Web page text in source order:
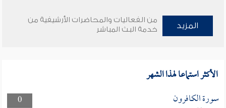
المزيد
من الفعاليات والمحاضرات الأرشيفية من
خدمة البث المباشر
الأكثر استماعا لهذا الشهر
0 سورة الكافرون